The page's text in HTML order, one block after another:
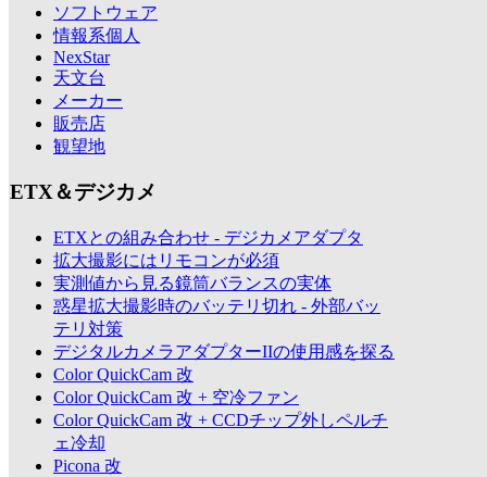
ソフトウェア
情報系個人
NexStar
天文台
メーカー
販売店
観望地
ETX＆デジカメ
ETXとの組み合わせ - デジカメアダプタ
拡大撮影にはリモコンが必須
実測値から見る鏡筒バランスの実体
惑星拡大撮影時のバッテリ切れ - 外部バッ
テリ対策
デジタルカメラアダプターIIの使用感を探る
Color QuickCam 改
Color QuickCam 改 + 空冷ファン
Color QuickCam 改 + CCDチップ外しペルチ
ェ冷却
Picona 改